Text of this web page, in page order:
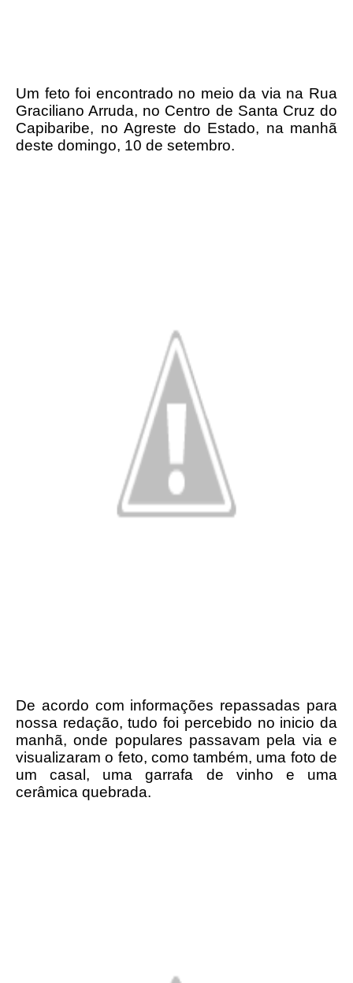
Um feto foi encontrado no meio da via na Rua
Graciliano Arruda, no Centro de Santa Cruz do
Capibaribe, no Agreste do Estado, na manhã
deste domingo, 10 de setembro.
De acordo com informações repassadas para
nossa redação, tudo foi percebido no inicio da
manhã, onde populares passavam pela via e
visualizaram o feto, como também, uma foto de
um casal, uma garrafa de vinho e uma
cerâmica quebrada.